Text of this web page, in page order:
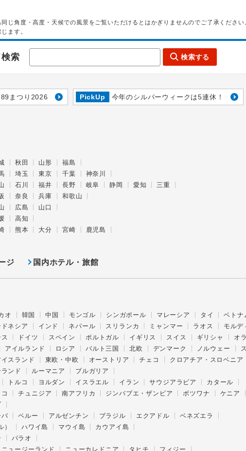
角度・高度・天候での風景をご覧いただけるとはかぎりませんのでご了承ください
ます。
索 検索する
まつり2026 PickUp 今年のシルバーウィークは5連休！
秋田 山形
福島
埼玉 東京 千葉
神奈川
石川 福井 長野 岐阜 静岡 愛知
三重
奈良 兵庫
和歌山
広島
山口
高知
熊本 大分 宮崎
鹿児島
ジ 国内ホテル・旅館
オ 韓国 中国 モンゴル シンガポール マレーシア タイ ベトナ
ドネシア インド ネパール スリランカ ミャンマー ラオス モルデ
ドイツ スペイン ポルトガル イギリス スイス ギリシャ オ
アイルランド ロシア バルト三国 北欧 デンマーク ノルウェー
イスランド 東欧・中欧 オーストリア チェコ クロアチア・スロベニア
ンド ルーマニア
ブルガリア
トルコ ヨルダン イスラエル イラン サウジアラビア
カタール
チュニジア 南アフリカ ジンバブエ・ザンビア ボツワナ ケニア
バ ペルー アルゼンチン ブラジル エクアドル
ベネズエラ
） ハワイ島 マウイ島
カウアイ島
パラオ
ニュージーランド ニューカレドニア タヒチ フィジー